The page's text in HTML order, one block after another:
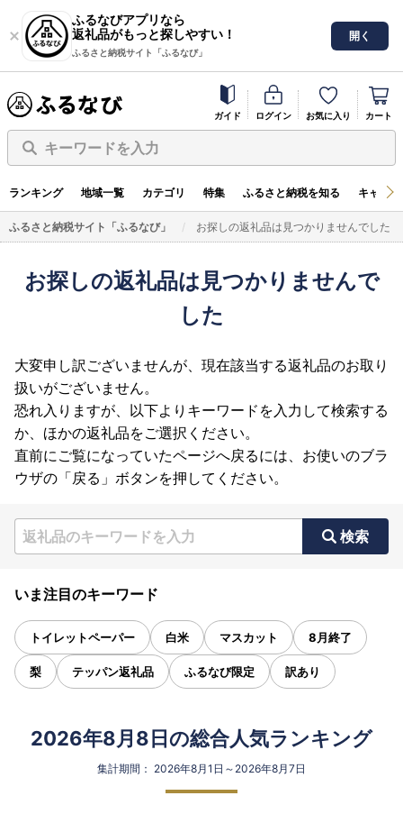
ふるなびアプリなら
返礼品がもっと探しやすい！
ふるさと納税サイト「ふるなび」
開く
ガイド ログイン お気に入り カート
キーワードを入力
ランキング 地域一覧 カテゴリ 特集 ふるさと納税を知る キャン
ふるさと納税サイト「ふるなび」 お探しの返礼品は見つかりませんでした
お探しの返礼品は見つかりませんで
した
大変申し訳ございませんが、現在該当する返礼品のお取り
扱いがございません。
恐れ入りますが、以下よりキーワードを入力して検索する
か、ほかの返礼品をご選択ください。
直前にご覧になっていたページへ戻るには、お使いのブラ
ウザの「戻る」ボタンを押してください。
検索
いま注目のキーワード
トイレットペーパー 白米 マスカット 8月終了
梨 テッパン返礼品 ふるなび限定 訳あり
2026年8月8日の総合人気ランキング
集計期間： 2026年8月1日～2026年8月7日